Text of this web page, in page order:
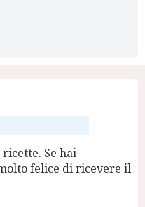
Se hai
felice di ricevere il